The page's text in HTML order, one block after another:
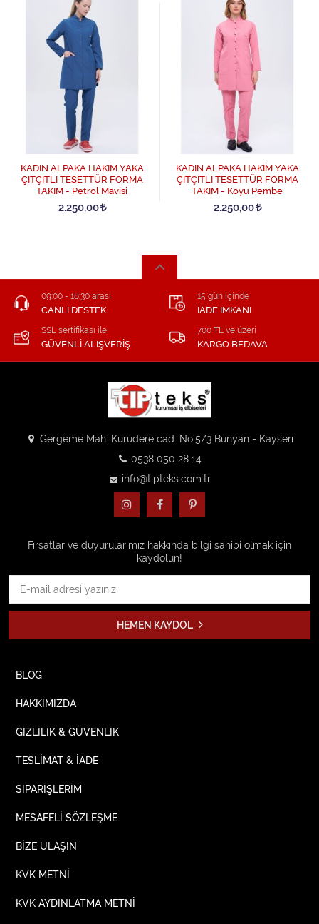
KADIN ALPAKA HAKİM YAKA
ÇITÇITLI TESETTÜR FORMA
TAKIM - Petrol Mavisi
2.250,00
KADIN ALPAKA HAKİM YAKA
ÇITÇITLI TESETTÜR FORMA
TAKIM - Koyu Pembe
2.250,00
09:00 - 18:30 arası
CANLI DESTEK
15 gün içinde
İADE İMKANI
SSL sertifikası ile
GÜVENLİ ALIŞVERİŞ
700 TL ve üzeri
KARGO BEDAVA
Gergeme Mah. Kurudere cad. No:5/3 Bünyan - Kayseri
0538 050 28 14
info@tipteks.com.tr
Fırsatlar ve duyurularımız hakkında bilgi sahibi olmak için
kaydolun!
HEMEN KAYDOL
BLOG
HAKKIMIZDA
GİZLİLİK & GÜVENLİK
TESLİMAT & İADE
SİPARİŞLERİM
MESAFELİ SÖZLEŞME
BİZE ULAŞIN
KVK METNİ
KVK AYDINLATMA METNİ